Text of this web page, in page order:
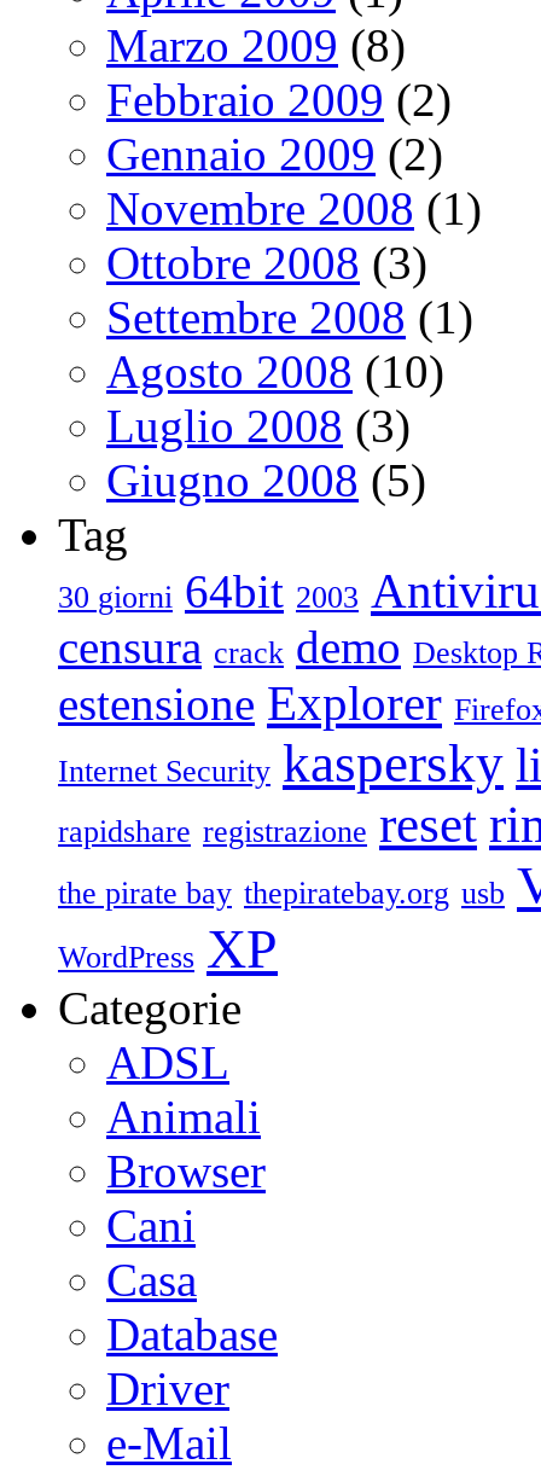
Marzo 2009 (8)
Febbraio 2009 (2)
Gennaio 2009 (2)
Novembre 2008 (1)
Ottobre 2008 (3)
Settembre 2008 (1)
Agosto 2008 (10)
Luglio 2008 (3)
Giugno 2008 (5)
Tag
30 giorni 64bit 2003
censura crack demo Desktop
estensione Explorer
Internet Security kaspersky
rapidshare registrazione reset
the pirate bay thepiratebay.org usb
WordPress XP
Categorie
ADSL
Animali
Browser
Cani
Casa
Database
Driver
e-Mail